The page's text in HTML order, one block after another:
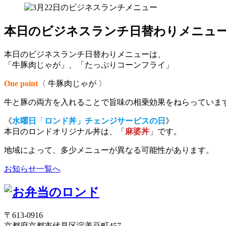
本日のビジネスランチ日替わりメニュ
本日のビジネスランチ日替わりメニューは、
「牛豚肉じゃが」、「たっぷりコーンフライ」
One point 〈 牛豚肉じゃが 〉
牛と豚の両方を入れることで旨味の相乗効果をねらっていま
《水曜日 「 ロンド丼」チェンジサービスの日 》
本日のロンドオリジナル丼は、「 麻婆丼 」です。
地域によって、多少メニューが異なる可能性があります。
お知らせ一覧へ
〒613-0916